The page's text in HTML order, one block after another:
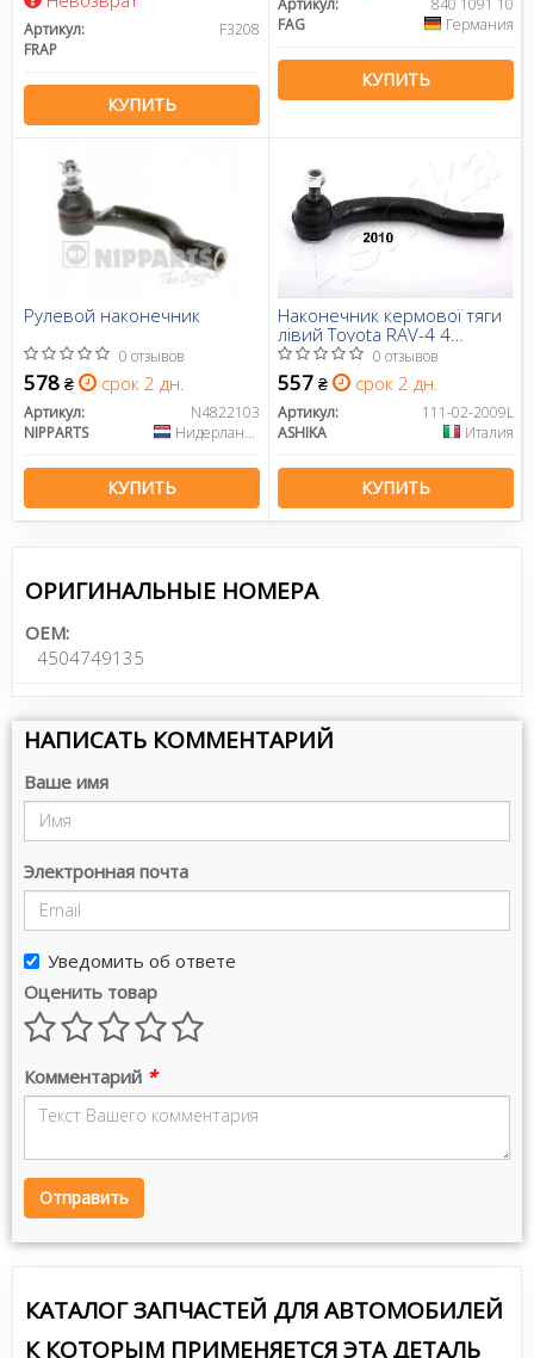
Артикул:
F3208
FRAP
КУПИТЬ
FAG
Германия
КУПИТЬ
Рулевой наконечник
0 отзывов
578 ₴ срок 2 дн.
Артикул:
N4822103
NIPPARTS
Нидерланды
КУПИТЬ
Наконечник кермової тяги
лівий Toyota RAV-4 4
2.0/2.2/2.4 05-0 отзывов
557 ₴ срок 2 дн.
Артикул:
111-02-2009L
ASHIKA
Италия
КУПИТЬ
ОРИГИНАЛЬНЫЕ НОМЕРА
OEM:
4504749135
НАПИСАТЬ КОММЕНТАРИЙ
Ваше имя
Электронная почта
Уведомить об ответе
Оценить товар
Комментарий *
Отправить
КАТАЛОГ ЗАПЧАСТЕЙ ДЛЯ АВТОМОБИЛЕЙ
К КОТОРЫМ ПРИМЕНЯЕТСЯ ЭТА ДЕТАЛЬ